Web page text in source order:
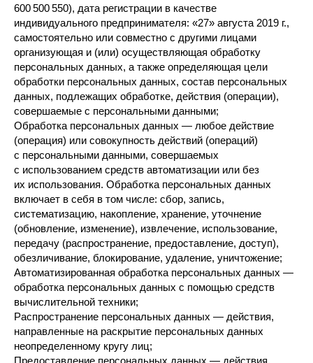
600 500 550), дата регистрации в качестве
индивидуального предпринимателя: «27» августа 2019 г.,
самостоятельно или совместно с другими лицами
организующая и (или) осуществляющая обработку
персональных данных, а также определяющая цели
обработки персональных данных, состав персональных
данных, подлежащих обработке, действия (операции),
совершаемые с персональными данными;
Обработка персональных данных — любое действие
(операция) или совокупность действий (операций)
с персональными данными, совершаемых
с использованием средств автоматизации или без
их использования. Обработка персональных данных
включает в себя в том числе: сбор, запись,
систематизацию, накопление, хранение, уточнение
(обновление, изменение), извлечение, использование,
передачу (распространение, предоставление, доступ),
обезличивание, блокирование, удаление, уничтожение;
Автоматизированная обработка персональных данных —
обработка персональных данных с помощью средств
вычислительной техники;
Распространение персональных данных — действия,
направленные на раскрытие персональных данных
неопределенному кругу лиц;
Предоставление персональных данных — действия,